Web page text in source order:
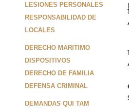
LESIONES PERSONALES
RESPONSABILIDAD DE
LOCALES
DERECHO MARITIMO
DISPOSITIVOS
DERECHO DE FAMILIA
DEFENSA CRIMINAL
DEMANDAS QUI TAM